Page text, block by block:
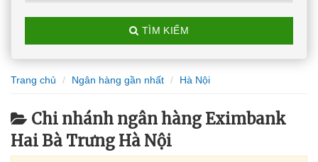
TÌM KIẾM
Trang chủ Ngân hàng gần nhất Hà Nội
Chi nhánh ngân hàng Eximbank
Hai Bà Trưng Hà Nội